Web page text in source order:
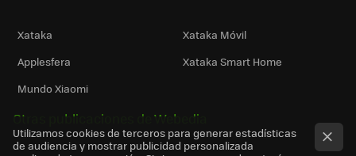
Xataka
Xataka Móvil
Applesfera
Xataka Smart Home
Mundo Xiaomi
Otras publicaciones de Webedia
Utilizamos cookies de terceros para generar estadísticas
de audiencia y mostrar publicidad personalizada